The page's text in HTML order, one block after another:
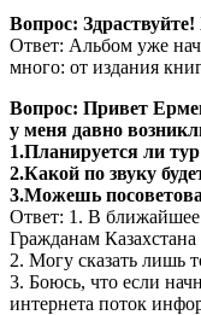
Вопрос:
Ответ: Альбом уже
много: от издания
Вопрос: Привет
у меня давно
1.Планируется ли
2.Какой по звуку
3.Можешь
Ответ: 1. В ближайшее
Гражданам Казахстана
2. Могу сказать лишь
3. Боюсь, что если
интернета поток